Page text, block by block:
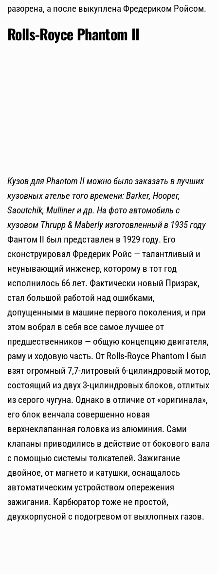
разорена, а после выкуплена Фредериком Ройсом.
Rolls-Royce Phantom II
Кузов для Phantom II можно было заказать в лучших
кузовных ателье того времени: Barker, Hooper,
Saoutchik, Mulliner и др. На фото автомобиль с
кузовом Thrupp & Maberly изготовленный в 1935 году
Фантом II был представлен в 1929 году. Его
сконструировал Фредерик Ройс — талантливый и
неунывающий инженер, которому в тот год
исполнилось 66 лет. Фактически новый Призрак,
стал большой работой над ошибками,
допущенными в машине первого поколения, и при
этом вобрал в себя все самое лучшее от
предшественников — общую концепцию двигателя,
раму и ходовую часть. От Rolls-Royce Phantom I был
взят огромный 7,7-литровый 6-цилиндровый мотор,
состоящий из двух 3-цилиндровых блоков, отлитых
из серого чугуна. Однако в отличие от «оригинала»,
его блок венчала совершенно новая
верхнеклапанная головка из алюминия. Сами
клапаны приводились в действие от бокового вала
с помощью системы толкателей. Зажигание
двойное, от магнето и катушки, оснащалось
автоматическим устройством опережения
зажигания. Карбюратор тоже не простой,
двухкорпусной с подогревом от выхлопных газов.